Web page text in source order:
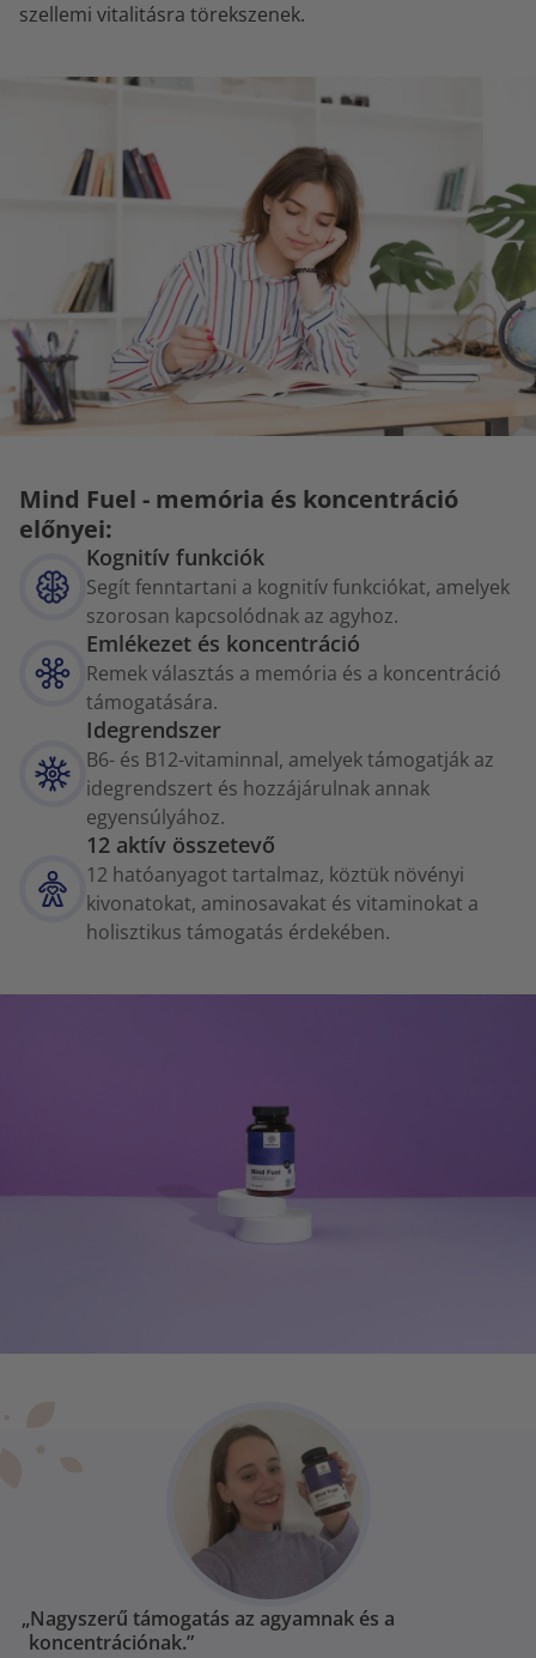
szellemi vitalitásra törekszenek.
Mind Fuel - memória és koncentráció
előnyei:
Kognitív funkciók
Segít fenntartani a kognitív funkciókat, amelyek
szorosan kapcsolódnak az agyhoz.
Emlékezet és koncentráció
Remek választás a memória és a koncentráció
támogatására.
Idegrendszer
B6- és B12-vitaminnal, amelyek támogatják az
idegrendszert és hozzájárulnak annak
egyensúlyához.
12 aktív összetevő
12 hatóanyagot tartalmaz, köztük növényi
kivonatokat, aminosavakat és vitaminokat a
holisztikus támogatás érdekében.
„Nagyszerű támogatás az agyamnak és a
koncentrációnak.”